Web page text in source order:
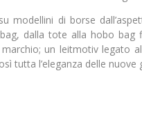
modellini di borse
dalla tote alla hobo bag
un leitmotiv legato
tutta l’eleganza delle nuove